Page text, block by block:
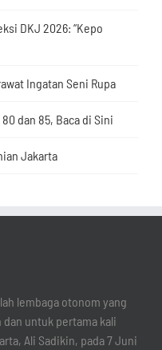
DKJ 2026: “Kepo
Ingatan Seni Rupa
dan 85, Baca di Sini
Jakarta
lembaga otonom yang
untuk pertama kali
Ali Sadikin, pada 7 Juni